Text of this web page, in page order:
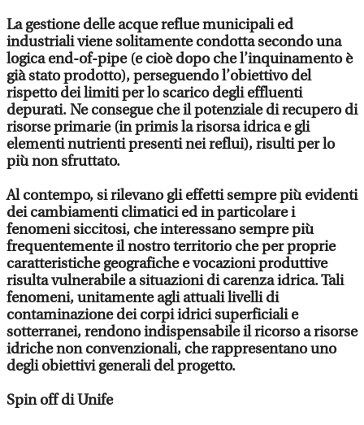
La gestione delle acque reflue municipali ed
industriali viene solitamente condotta secondo una
logica end-of-pipe (e cioè dopo che l’inquinamento è
già stato prodotto), perseguendo l’obiettivo del
rispetto dei limiti per lo scarico degli effluenti
depurati. Ne consegue che il potenziale di recupero di
risorse primarie (in primis la risorsa idrica e gli
elementi nutrienti presenti nei reflui), risulti per lo
più non sfruttato.
Al contempo, si rilevano gli effetti sempre più evidenti
dei cambiamenti climatici ed in particolare i
fenomeni siccitosi, che interessano sempre più
frequentemente il nostro territorio che per proprie
caratteristiche geografiche e vocazioni produttive
risulta vulnerabile a situazioni di carenza idrica. Tali
fenomeni, unitamente agli attuali livelli di
contaminazione dei corpi idrici superficiali e
sotterranei, rendono indispensabile il ricorso a risorse
idriche non convenzionali, che rappresentano uno
degli obiettivi generali del progetto.
Spin off di Unife